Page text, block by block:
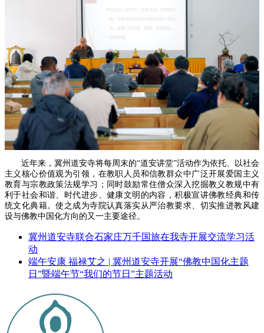
近年来，冀州道安寺将每周末的“道安讲堂”活动作为依托、以社会
主义核心价值观为引领，在教职人员和信教群众中广泛开展爱国主义
教育与宗教政策法规学习；同时鼓励常住僧众深入挖掘教义教规中有
利于社会和谐、时代进步、健康文明的内容，积极宣讲佛教经典和传
统文化典籍。使之成为寺院认真落实从严治教要求、切实推进教风建
设与佛教中国化方向的又一主要途径。
冀州道安寺联合石家庄万千国旅在我寺开展交流学习活
动
端午安康 福禄艾之 | 冀州道安寺开展“佛教中国化主题
日”暨端午节“我们的节日”主题活动